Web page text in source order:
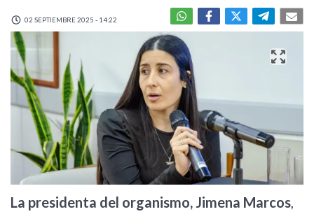
02 SEPTIEMBRE 2025 - 14:22
La presidenta del organismo, Jimena Marcos,